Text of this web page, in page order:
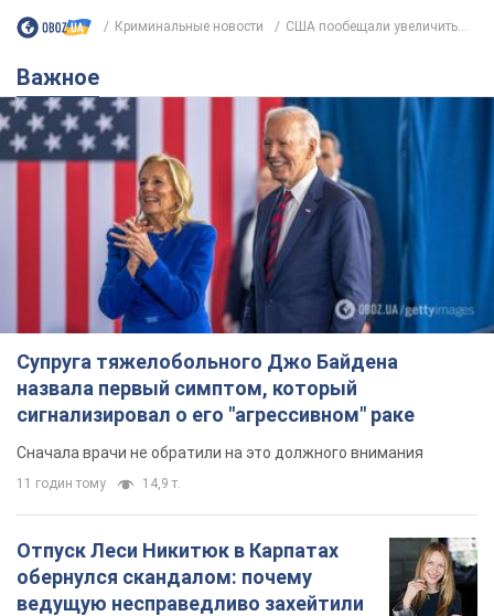
Криминальные новости США пообещали увеличить...
Важное
Супруга тяжелобольного Джо Байдена
назвала первый симптом, который
сигнализировал о его "агрессивном" раке
Сначала врачи не обратили на это должного внимания
11 годин тому 14,9 т.
Отпуск Леси Никитюк в Карпатах
обернулся скандалом: почему
ведущую несправедливо захейтили